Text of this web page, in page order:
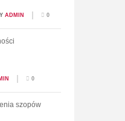
ADMIN 0
0
szopów